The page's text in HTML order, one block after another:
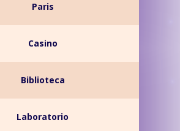
Paris
Casino
Biblioteca
Laboratorio